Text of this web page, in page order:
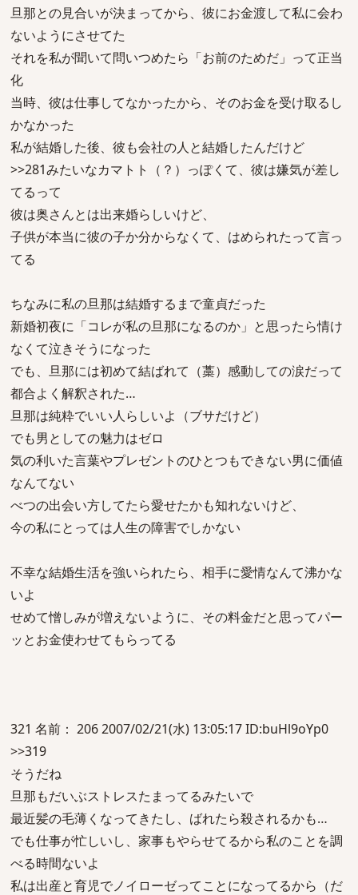
旦那との見合いが決まってから、彼にお金渡して私に会わ
ないようにさせてた
それを私が聞いて問いつめたら「お前のためだ」って正当
化
当時、彼は仕事してなかったから、そのお金を受け取るし
かなかった
私が結婚した後、彼も会社の人と結婚したんだけど
>>281みたいなカマトト（？）っぽくて、彼は嫌気が差し
てるって
彼は奥さんとは出来婚らしいけど、
子供が本当に彼の子か分からなくて、はめられたって言っ
てる
ちなみに私の旦那は結婚するまで童貞だった
新婚初夜に「コレが私の旦那になるのか」と思ったら情け
なくて泣きそうになった
でも、旦那には初めて結ばれて（藁）感動しての涙だって
都合よく解釈された…
旦那は純粋でいい人らしいよ（ブサだけど）
でも男としての魅力はゼロ
気の利いた言葉やプレゼントのひとつもできない男に価値
なんてない
べつの出会い方してたら愛せたかも知れないけど、
今の私にとっては人生の障害でしかない
不幸な結婚生活を強いられたら、相手に愛情なんて沸かな
いよ
せめて憎しみが増えないように、その料金だと思ってパー
ッとお金使わせてもらってる
321 名前： 206 2007/02/21(水) 13:05:17 ID:buHl9oYp0
>>319
そうだね
旦那もだいぶストレスたまってるみたいで
最近髪の毛薄くなってきたし、ばれたら殺されるかも…
でも仕事が忙しいし、家事もやらせてるから私のことを調
べる時間ないよ
私は出産と育児でノイローゼってことになってるから（だ